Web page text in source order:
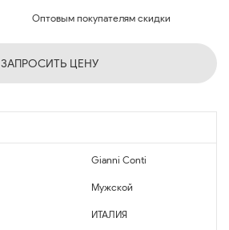
Оптовым покупателям скидки
ЗАПРОСИТЬ ЦЕНУ
Gianni Conti
Мужской
ИТАЛИЯ